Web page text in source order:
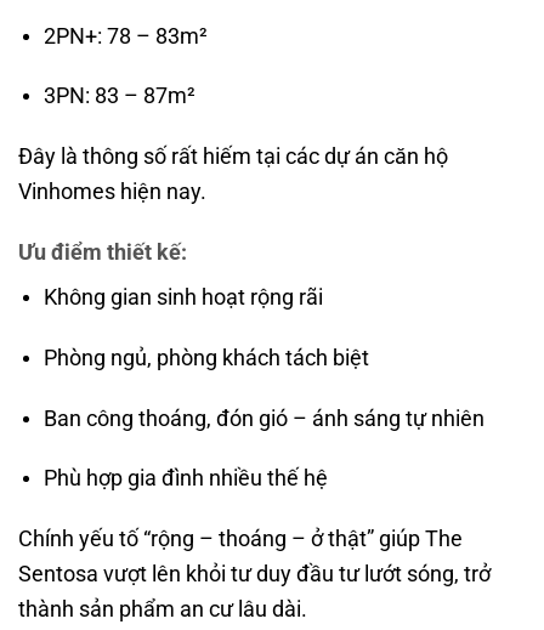
2PN+: 78 – 83m²
3PN: 83 – 87m²
Đây là thông số rất hiếm tại các dự án căn hộ
Vinhomes hiện nay.
Ưu điểm thiết kế:
Không gian sinh hoạt rộng rãi
Phòng ngủ, phòng khách tách biệt
Ban công thoáng, đón gió – ánh sáng tự nhiên
Phù hợp gia đình nhiều thế hệ
Chính yếu tố “rộng – thoáng – ở thật” giúp The
Sentosa vượt lên khỏi tư duy đầu tư lướt sóng, trở
thành sản phẩm an cư lâu dài.